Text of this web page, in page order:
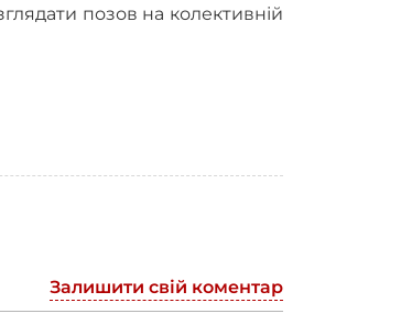
позов на колективній
Залишити свій коментар